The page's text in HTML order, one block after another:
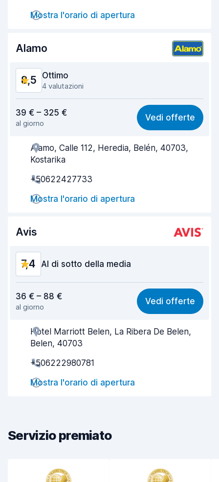
Condizioni dell'auto 9,0
Mostra l'orario di apertura
Alamo
8,5 Ottimo
4 valutazioni
8,3
Facile da trovare 8,1
Gentilezza degli agenti
Condizioni dell'auto 8,8
39 € – 325 €
al giorno
Vedi offerte
Alamo, Calle 112, Heredia, Belén, 40703,
Kostarika
+50622427733
Mostra l'orario di apertura
Avis
7,4 Al di sotto della media
5,6
Facile da trovare 8,2
Gentilezza degli agenti
36 € – 88 €
al giorno
Vedi offerte
Hotel Marriott Belen, La Ribera De Belen,
Belen, 40703
+506222980781
Mostra l'orario di apertura
Servizio premiato